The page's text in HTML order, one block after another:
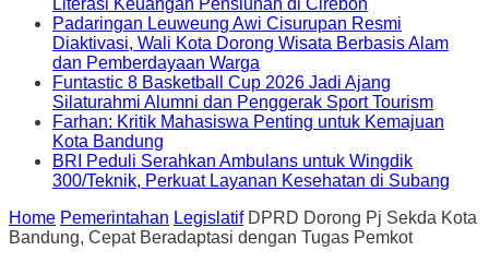
Padaringan Leuweung Awi Cisurupan Resmi
Diaktivasi, Wali Kota Dorong Wisata Berbasis Alam
dan Pemberdayaan Warga
Funtastic 8 Basketball Cup 2026 Jadi Ajang
Silaturahmi Alumni dan Penggerak Sport Tourism
Farhan: Kritik Mahasiswa Penting untuk Kemajuan
Kota Bandung
BRI Peduli Serahkan Ambulans untuk Wingdik
300/Teknik, Perkuat Layanan Kesehatan di Subang
Home Pemerintahan Legislatif DPRD Dorong Pj Sekda Kota
Bandung, Cepat Beradaptasi dengan Tugas Pemkot